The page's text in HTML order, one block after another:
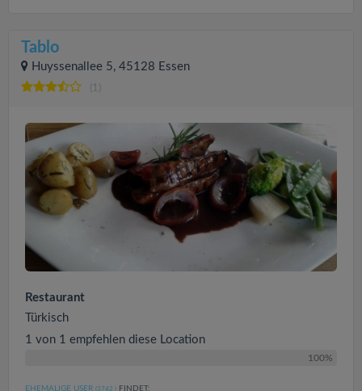
Tablo
Huyssenallee 5, 45128 Essen
Restaurant
Türkisch
1 von 1 empfehlen diese Location
100%
EHEMALIGE USER (3742 ) FINDET: